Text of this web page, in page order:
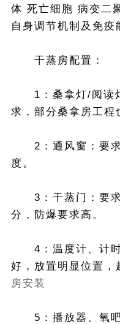
体 死亡细胞 病变二
自身调节机制及免疫
干蒸房配置：
1：桑拿灯/阅读灯
求，部分桑拿房工程
2：通风窗：要求
度。
3：干蒸门：要求
分，防爆要求高。
4：温度计、计时
好，放置明显位置，
房安装
5：播放器、氧吧